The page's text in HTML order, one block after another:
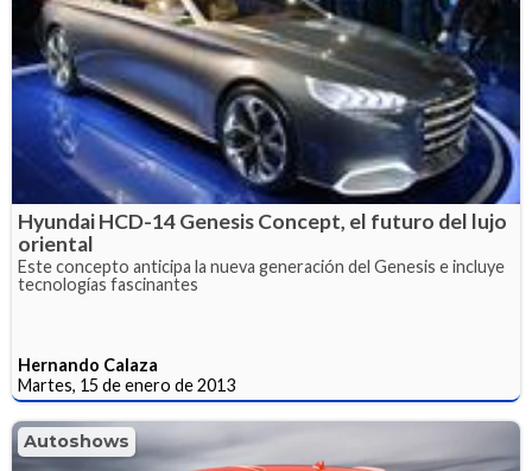
Hyundai HCD-14 Genesis Concept, el futuro del lujo
oriental
Este concepto anticipa la nueva generación del Genesis e incluye
tecnologías fascinantes
Hernando Calaza
Martes, 15 de enero de 2013
Autoshows